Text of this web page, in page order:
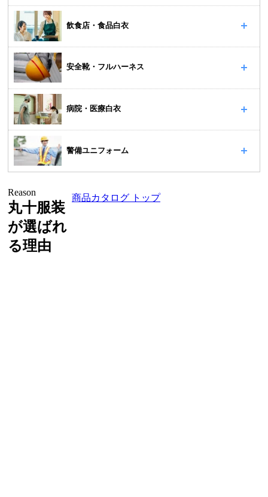
飲食店・食品白衣
安全靴・フルハーネス
病院・医療白衣
警備ユニフォーム
商品カタログ トップ
Reason
丸十服装
が選ばれ
る理由